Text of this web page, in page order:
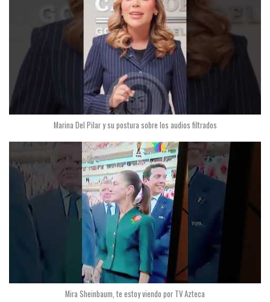
Marina Del Pilar y su postura sobre los audios filtrados
Mira Sheinbaum, te estoy viendo por TV Azteca